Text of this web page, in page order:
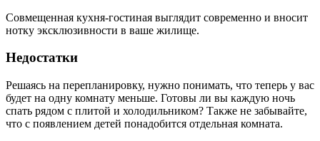
Совмещенная кухня-гостиная выглядит современно и вносит
нотку эксклюзивности в ваше жилище.
Недостатки
Решаясь на перепланировку, нужно понимать, что теперь у вас
будет на одну комнату меньше. Готовы ли вы каждую ночь
спать рядом с плитой и холодильником? Также не забывайте,
что с появлением детей понадобится отдельная комната.